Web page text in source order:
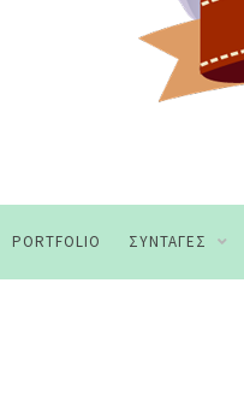
PORTFOLIO ΣΥΝΤΑΓΈΣ